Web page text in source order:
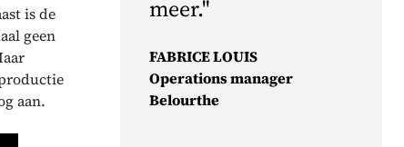
is de
geen
aan.
meer."
FABRICE LOUIS
Operations manager
Belourthe